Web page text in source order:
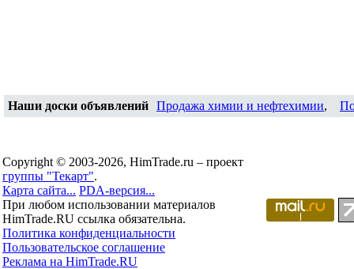
Наши доски объявлений Продажа химии и нефтехимии,
Copyright © 2003-2026, HimTrade.ru – проект
группы "Текарт".
Карта сайта... PDA-версия...
При любом использовании материалов
HimTrade.RU ссылка обязательна.
Политика конфиденциальности
Пользовательское соглашение
Реклама на HimTrade.RU